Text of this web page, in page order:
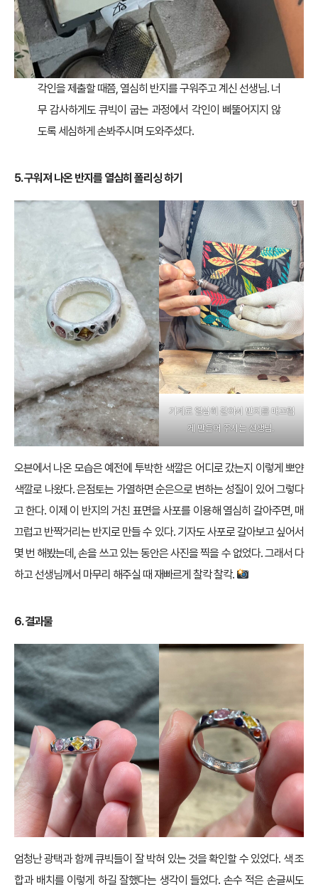
각인을 제출할 때쯤, 열심히 반지를 구워주고 계신 선생님. 너
무 감사하게도 큐빅이 굽는 과정에서 각인이 삐뚤어지지 않
도록 세심하게 손봐주시며 도와주셨다.
5. 구워져 나온 반지를 열심히 폴리싱 하기
기계로 열심히 갈아서 반지를 매끄럽
게 만들어 주시는 선생님.
오븐에서 나온 모습은 예전에 투박한 색깔은 어디로 갔는지 이렇게 뽀얀
색깔로 나왔다. 은점토는 가열하면 순은으로 변하는 성질이 있어 그렇다
고 한다. 이제 이 반지의 거친 표면을 사포를 이용해 열심히 갈아주면, 매
끄럽고 반짝거리는 반지로 만들 수 있다. 기자도 사포로 갈아보고 싶어서
몇 번 해봤는데, 손을 쓰고 있는 동안은 사진을 찍을 수 없었다. 그래서 다
하고 선생님께서 마무리 해주실 때 재빠르게 찰칵 찰칵.
6. 결과물
엄청난 광택과 함께 큐빅들이 잘 박혀 있는 것을 확인할 수 있었다. 색 조
합과 배치를 이렇게 하길 잘했다는 생각이 들었다. 손수 적은 손글씨도